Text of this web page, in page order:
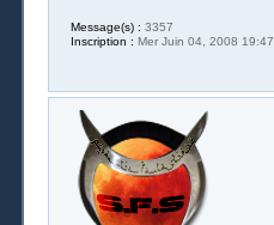
Message(s) : 3357
Inscription : Mer Juin 04, 2008 19:47